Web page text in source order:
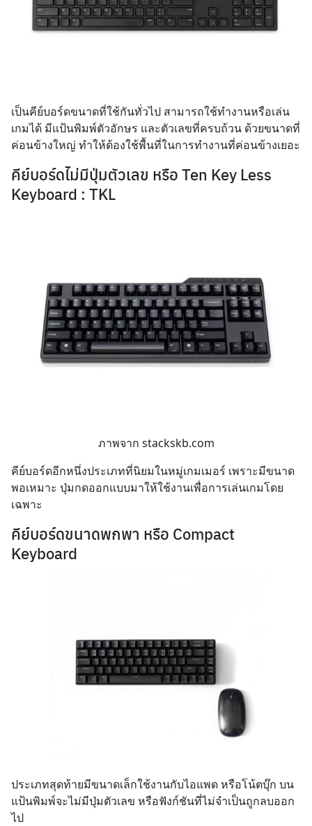
เป็นคีย์บอร์ดขนาดที่ใช้กันทั่วไป สามารถใช้ทำงานหรือเล่น
เกมได้ มีแป้นพิมพ์ตัวอักษร และตัวเลขที่ครบถ้วน ด้วยขนาดที่
ค่อนข้างใหญ่ ทำให้ต้องใช้พื้นที่ในการทำงานที่ค่อนข้างเยอะ
คีย์บอร์ดไม่มีปุ่มตัวเลข หรือ Ten Key Less
Keyboard : TKL
ภาพจาก stackskb.com
คีย์บอร์ดอีกหนึ่งประเภทที่นิยมในหมู่เกมเมอร์ เพราะมีขนาด
พอเหมาะ ปุ่มกดออกแบบมาให้ใช้งานเพื่อการเล่นเกมโดย
เฉพาะ
คีย์บอร์ดขนาดพกพา หรือ Compact
Keyboard
ประเภทสุดท้ายมีขนาดเล็กใช้งานกับไอแพด หรือโน้ตบุ๊ก บน
แป้นพิมพ์จะไม่มีปุ่มตัวเลข หรือฟังก์ชันที่ไม่จำเป็นถูกลบออก
ไป